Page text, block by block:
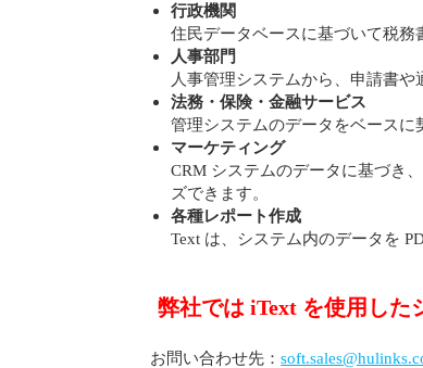
行政機関
住民データベースに基づいて税務
人事部門
人事管理システムから、申請書や
法務・保険・金融サービス
管理システムのデータをベースに
マーケティング
CRM システムのデータに基づき
ズできます。
各種レポート作成
Text は、システム内のデータを
弊社では iText を使用した
お問い合わせ先：